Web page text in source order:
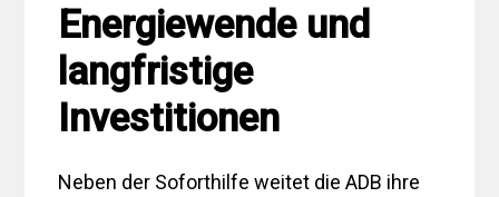
Energiewende und
langfristige
Investitionen
Neben der Soforthilfe weitet die ADB ihre